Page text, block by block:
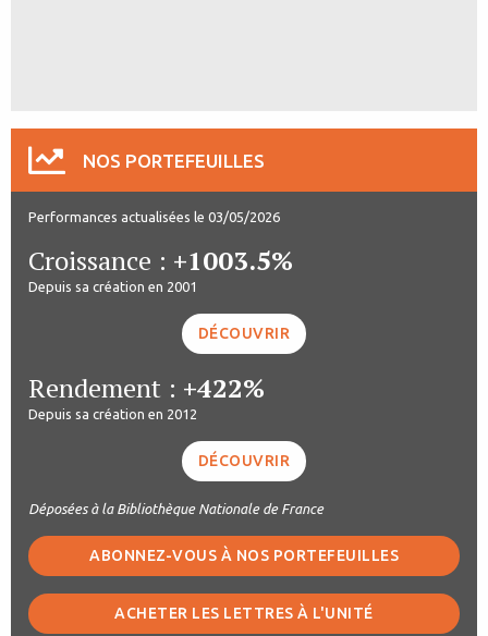
NOS PORTEFEUILLES
Performances actualisées le 03/05/2026
Croissance : +1003.5%
Depuis sa création en 2001
DÉCOUVRIR
Rendement : +422%
Depuis sa création en 2012
DÉCOUVRIR
Déposées à la Bibliothèque Nationale de France
ABONNEZ-VOUS À NOS PORTEFEUILLES
ACHETER LES LETTRES À L'UNITÉ